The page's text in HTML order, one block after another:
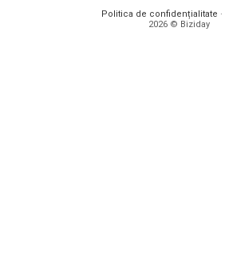
Politica de confidențialitate ·
2026 © Biziday